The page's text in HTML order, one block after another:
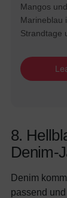
Mangos
Marineblau
Strandtage
8.
Denim-
Denim
passend